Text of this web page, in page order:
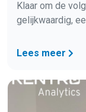
Klaar om de
gelijkwaardig,
Lees meer